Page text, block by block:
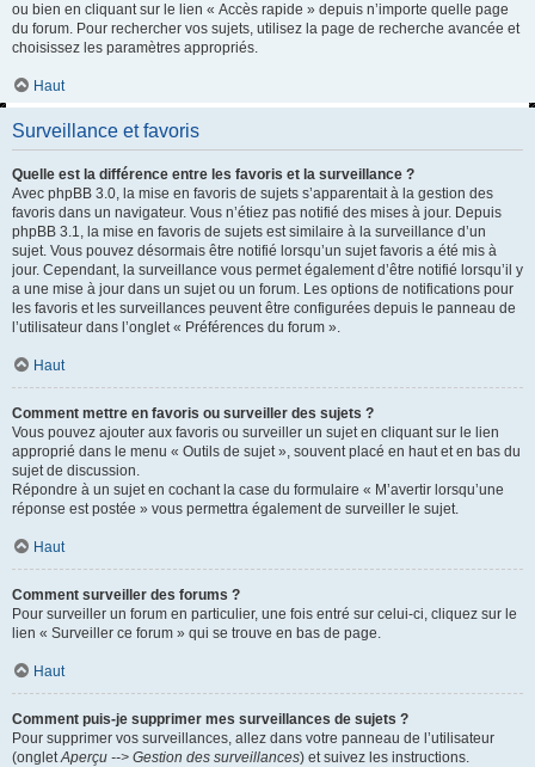
ou bien en cliquant sur le lien « Accès rapide » depuis n’importe quelle page
du forum. Pour rechercher vos sujets, utilisez la page de recherche avancée et
choisissez les paramètres appropriés.
Haut
Surveillance et favoris
Quelle est la différence entre les favoris et la surveillance ?
Avec phpBB 3.0, la mise en favoris de sujets s’apparentait à la gestion des
favoris dans un navigateur. Vous n’étiez pas notifié des mises à jour. Depuis
phpBB 3.1, la mise en favoris de sujets est similaire à la surveillance d’un
sujet. Vous pouvez désormais être notifié lorsqu’un sujet favoris a été mis à
jour. Cependant, la surveillance vous permet également d’être notifié lorsqu’il y
a une mise à jour dans un sujet ou un forum. Les options de notifications pour
les favoris et les surveillances peuvent être configurées depuis le panneau de
l’utilisateur dans l’onglet « Préférences du forum ».
Haut
Comment mettre en favoris ou surveiller des sujets ?
Vous pouvez ajouter aux favoris ou surveiller un sujet en cliquant sur le lien
approprié dans le menu « Outils de sujet », souvent placé en haut et en bas du
sujet de discussion.
Répondre à un sujet en cochant la case du formulaire « M’avertir lorsqu’une
réponse est postée » vous permettra également de surveiller le sujet.
Haut
Comment surveiller des forums ?
Pour surveiller un forum en particulier, une fois entré sur celui-ci, cliquez sur le
lien « Surveiller ce forum » qui se trouve en bas de page.
Haut
Comment puis-je supprimer mes surveillances de sujets ?
Pour supprimer vos surveillances, allez dans votre panneau de l’utilisateur
(ongletAperçu --> Gestion des surveillances) et suivez les instructions.